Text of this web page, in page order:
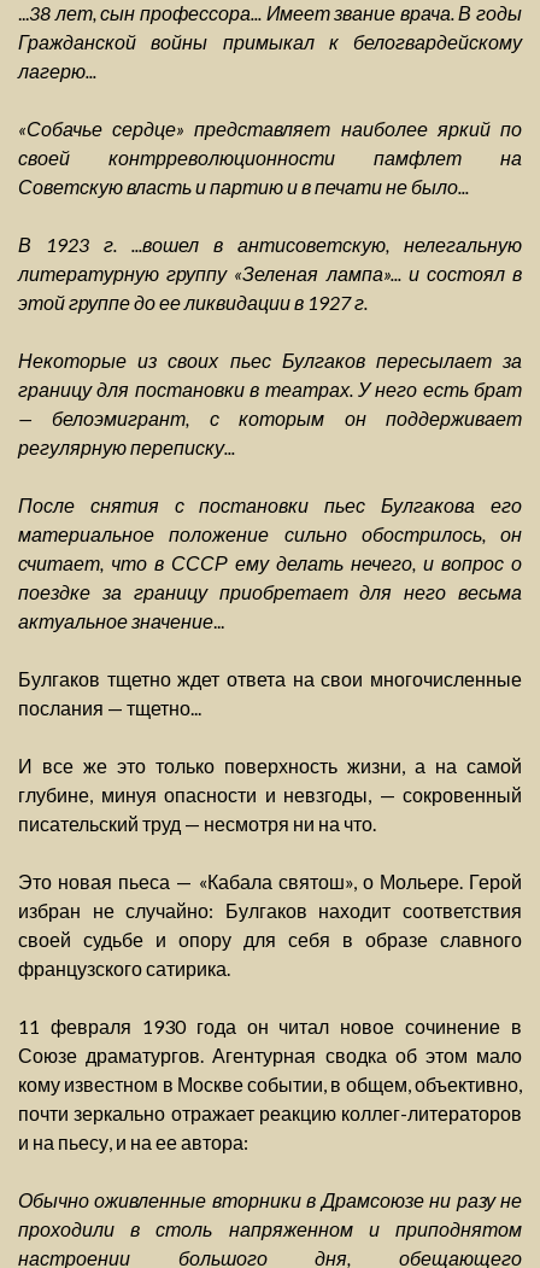
...38 лет, сын профессора... Имеет звание врача. В годы
Гражданской войны примыкал к белогвардейскому
лагерю...
«Собачье сердце» представляет наиболее яркий по
своей контрреволюционности памфлет на
Советскую власть и партию и в печати не было...
В 1923 г. ...вошел в антисоветскую, нелегальную
литературную группу «Зеленая лампа»... и состоял в
этой группе до ее ликвидации в 1927 г.
Некоторые из своих пьес Булгаков пересылает за
границу для постановки в театрах. У него есть брат
— белоэмигрант, с которым он поддерживает
регулярную переписку...
После снятия с постановки пьес Булгакова его
материальное положение сильно обострилось, он
считает, что в СССР ему делать нечего, и вопрос о
поездке за границу приобретает для него весьма
актуальное значение...
Булгаков тщетно ждет ответа на свои многочисленные
послания — тщетно...
И все же это только поверхность жизни, а на самой
глубине, минуя опасности и невзгоды, — сокровенный
писательский труд — несмотря ни на что.
Это новая пьеса — «Кабала святош», о Мольере. Герой
избран не случайно: Булгаков находит соответствия
своей судьбе и опору для себя в образе славного
французского сатирика.
11 февраля 1930 года он читал новое сочинение в
Союзе драматургов. Агентурная сводка об этом мало
кому известном в Москве событии, в общем, объективно,
почти зеркально отражает реакцию коллег-литераторов
и на пьесу, и на ее автора:
Обычно оживленные вторники в Драмсоюзе ни разу не
проходили в столь напряженном и приподнятом
настроении большого дня, обещающего